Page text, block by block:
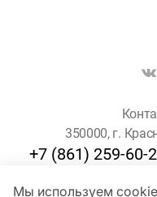
Мы используем
350000, г.
+7 (861) 259-60-